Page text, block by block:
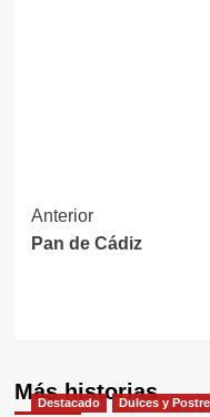
Navegación
de
Anterior
Pan de Cádiz
Más historias
Destacado Dulces y